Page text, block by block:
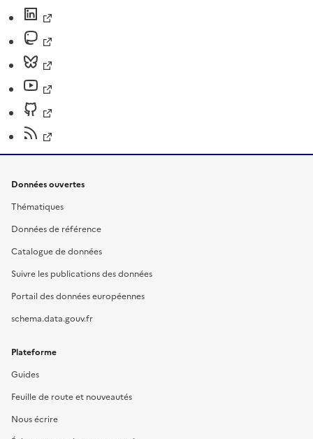
Données ouvertes
Thématiques
Données de référence
Catalogue de données
Suivre les publications des données
Portail des données européennes
schema.data.gouv.fr
Plateforme
Guides
Feuille de route et nouveautés
Nous écrire